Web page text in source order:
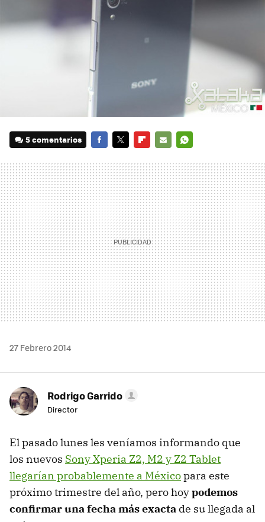
5 comentarios
MAIL
27 Febrero 2014
Rodrigo Garrido
Director
El pasado lunes les veníamos informando que
los nuevos Sony Xperia Z2, M2 y Z2 Tablet
llegarían probablemente a Méxicopara este
próximo trimestre del año, pero hoypodemos
confirmar una fecha más exacta de su llegada al